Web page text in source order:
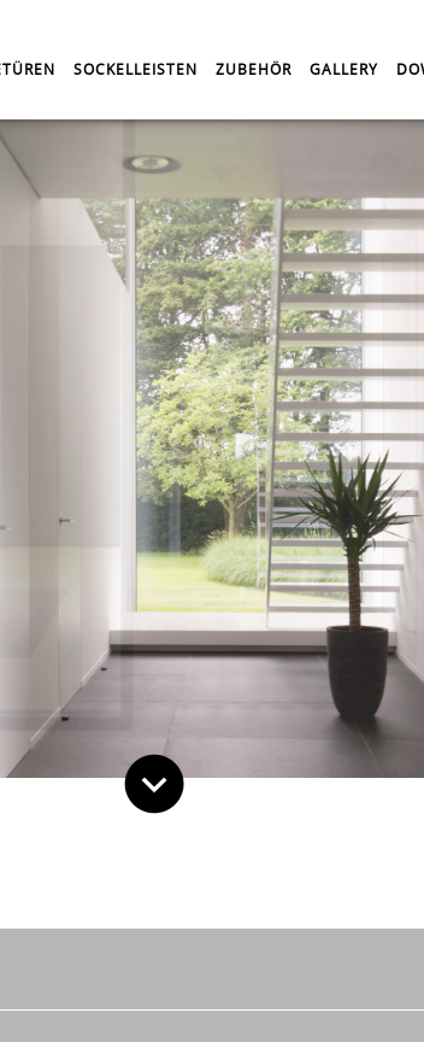
SOCKELLEISTEN ZUBEHÖR GALLERY